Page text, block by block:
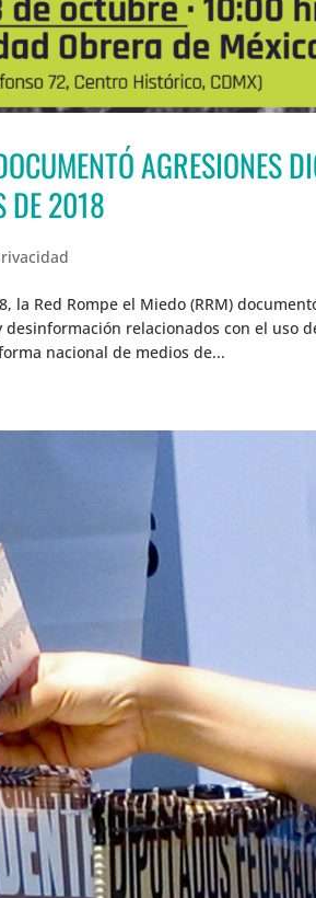
AGRESIONES
DE 2018
la Red Rompe el Miedo (RRM)
relacionados con el uso
nacional de medios de...